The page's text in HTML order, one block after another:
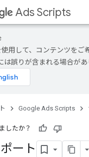
Ads Scripts
用して、コンテンツをご
は誤りが含まれる場合があ
Google Ads Scripts
したか？
ート